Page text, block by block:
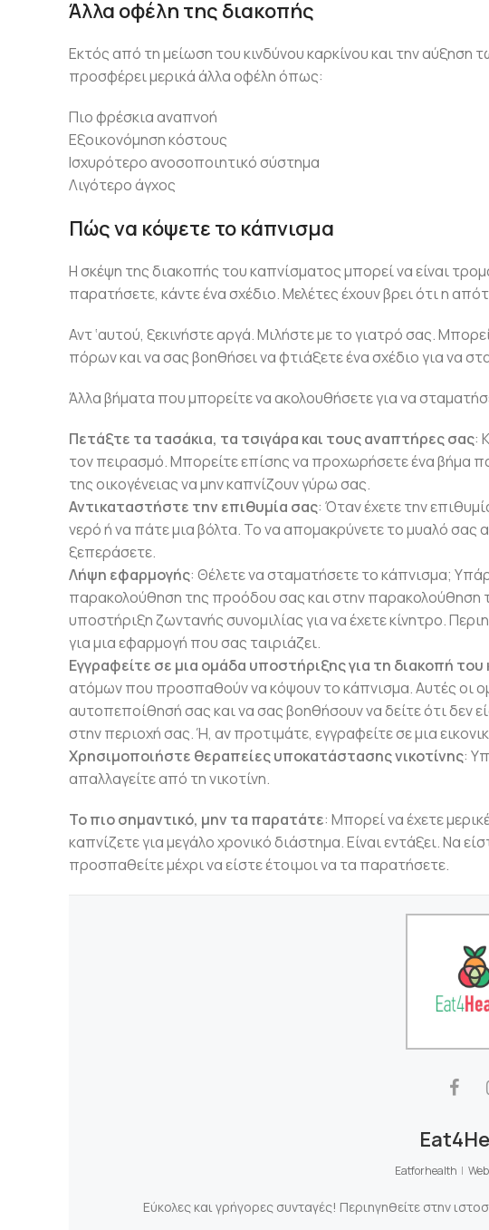
Άλλα οφέλη της διακοπής
Εκτός από τη μείωση του κινδύνου καρκίνου και την
προσφέρει μερικά άλλα οφέλη όπως:
Πιο φρέσκια αναπνοή
Εξοικονόμηση κόστους
Ισχυρότερο ανοσοποιητικό σύστημα
Λιγότερο άγχος
Πώς να κόψετε το κάπνισμα
Η σκέψη της διακοπής του καπνίσματος μπορεί να είναι
παρατήσετε, κάντε ένα σχέδιο. Μελέτες έχουν βρει ότι η
Αντ ‘αυτού, ξεκινήστε αργά. Μιλήστε με το γιατρό σας.
πόρων και να σας βοηθήσει να φτιάξετε ένα σχέδιο για να
Άλλα βήματα που μπορείτε να ακολουθήσετε για να
Πετάξτε τα τασάκια, τα τσιγάρα και τους αναπτήρες σας:
τον πειρασμό. Μπορείτε επίσης να προχωρήσετε ένα βήμα
της οικογένειας να μην καπνίζουν γύρω σας.
Αντικαταστήστε την επιθυμία σας: Όταν έχετε την
νερό ή να πάτε μια βόλτα. Το να απομακρύνετε το μυαλό
ξεπεράσετε.
Λήψη εφαρμογής: Θέλετε να σταματήσετε το κάπνισμα;
παρακολούθηση της προόδου σας και στην
υποστήριξη ζωντανής συνομιλίας για να έχετε κίνητρο.
για μια εφαρμογή που σας ταιριάζει.
Εγγραφείτε σε μια ομάδα υποστήριξης για τη διακοπή
ατόμων που προσπαθούν να κόψουν το κάπνισμα. Αυτές οι
αυτοπεποίθησή σας και να σας βοηθήσουν να δείτε ότι δεν
στην περιοχή σας. Ή, αν προτιμάτε, εγγραφείτε σε μια
Χρησιμοποιήστε θεραπείες υποκατάστασης νικοτίνης:
απαλλαγείτε από τη νικοτίνη.
Το πιο σημαντικό, μην τα παρατάτε: Μπορεί να έχετε
καπνίζετε για μεγάλο χρονικό διάστημα. Είναι εντάξει. Να
προσπαθείτε μέχρι να είστε έτοιμοι να τα παρατήσετε.
Eatforhealth |
Εύκολες και γρήγορες συνταγές! Περιηγηθείτε στην